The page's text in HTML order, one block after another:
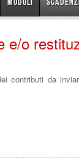
e/o
contributi da